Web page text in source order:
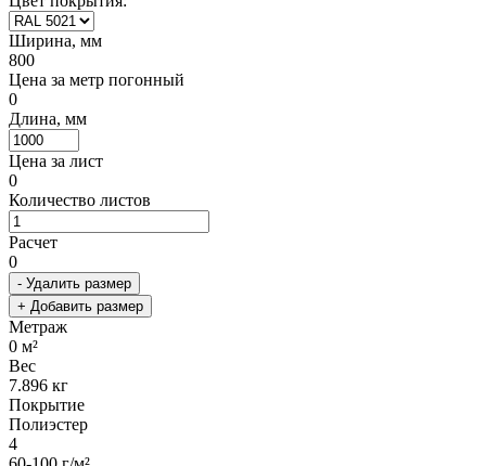
Ширина, мм
800
Цена за метр погонный
0
Длина, мм
Цена за лист
0
Количество листов
Расчет
0
- Удалить размер
+ Добавить размер
Метраж
0 м²
Вес
7.896 кг
Покрытие
Полиэстер
4